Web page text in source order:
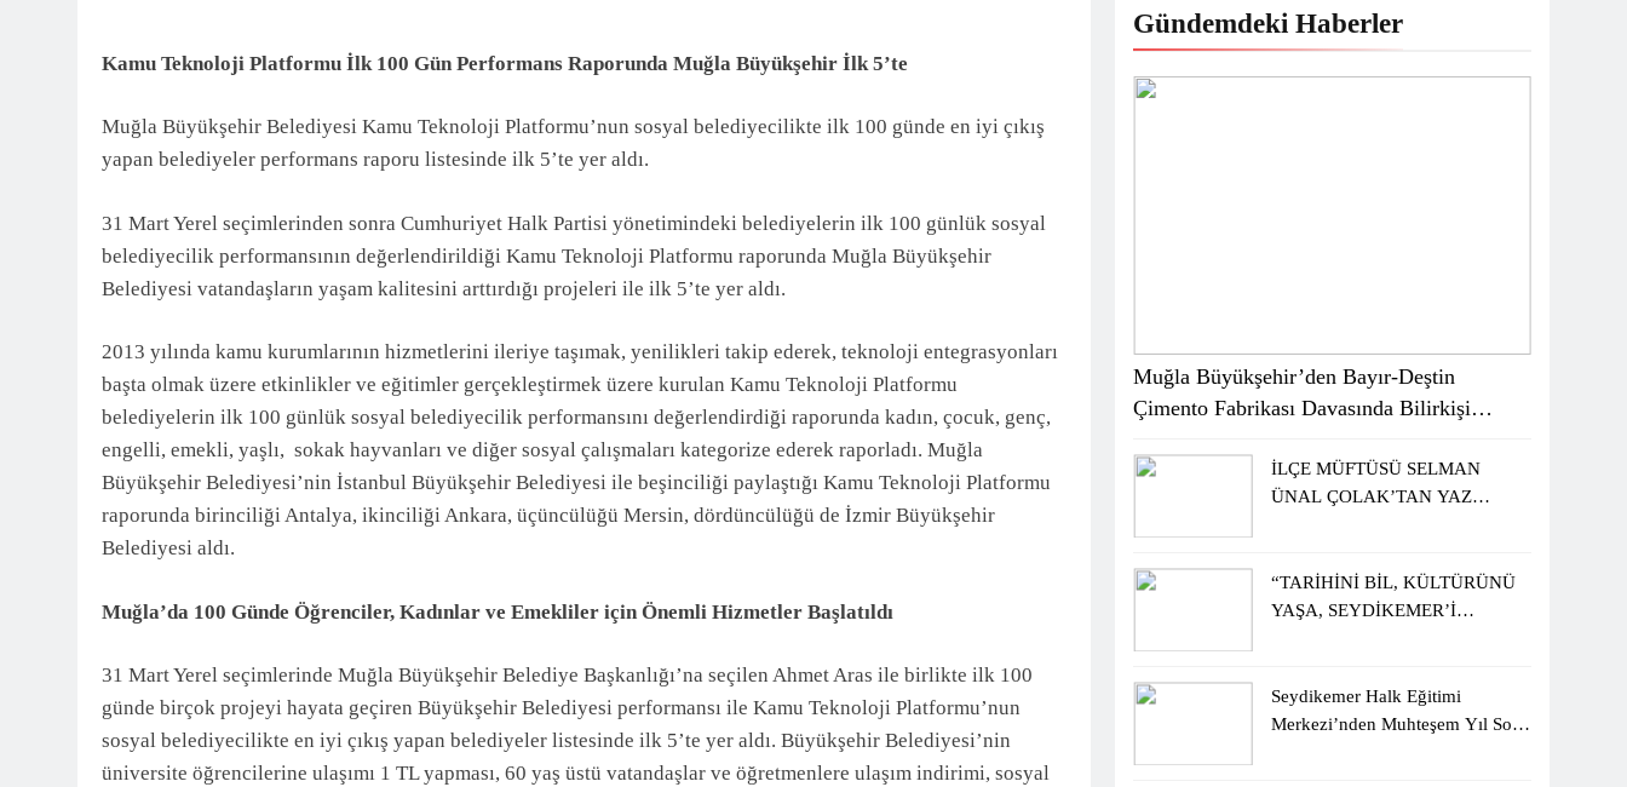
Kamu Teknoloji Platformu İlk 100 Gün Performans Raporunda Muğla Büyükşehir İlk 5’te
Muğla Büyükşehir Belediyesi Kamu Teknoloji Platformu’nun sosyal belediyecilikte ilk 100 günde en iyi çıkış
yapan belediyeler performans raporu listesinde ilk 5’te yer aldı.
31 Mart Yerel seçimlerinden sonra Cumhuriyet Halk Partisi yönetimindeki belediyelerin ilk 100 günlük sosyal
belediyecilik performansının değerlendirildiği Kamu Teknoloji Platformu raporunda Muğla Büyükşehir
Belediyesi vatandaşların yaşam kalitesini arttırdığı projeleri ile ilk 5’te yer aldı.
2013 yılında kamu kurumlarının hizmetlerini ileriye taşımak, yenilikleri takip ederek, teknoloji entegrasyonları
başta olmak üzere etkinlikler ve eğitimler gerçekleştirmek üzere kurulan Kamu Teknoloji Platformu
belediyelerin ilk 100 günlük sosyal belediyecilik performansını değerlendirdiği raporunda kadın, çocuk, genç,
engelli, emekli, yaşlı, sokak hayvanları ve diğer sosyal çalışmaları kategorize ederek raporladı. Muğla
Büyükşehir Belediyesi’nin İstanbul Büyükşehir Belediyesi ile beşinciliği paylaştığı Kamu Teknoloji Platformu
raporunda birinciliği Antalya, ikinciliği Ankara, üçüncülüğü Mersin, dördüncülüğü de İzmir Büyükşehir
Belediyesi aldı.
Muğla’da 100 Günde Öğrenciler, Kadınlar ve Emekliler için Önemli Hizmetler Başlatıldı
31 Mart Yerel seçimlerinde Muğla Büyükşehir Belediye Başkanlığı’na seçilen Ahmet Aras ile birlikte ilk 100
günde birçok projeyi hayata geçiren Büyükşehir Belediyesi performansı ile Kamu Teknoloji Platformu’nun
sosyal belediyecilikte en iyi çıkış yapan belediyeler listesinde ilk 5’te yer aldı. Büyükşehir Belediyesi’nin
üniversite öğrencilerine ulaşımı 1 TL yapması, 60 yaş üstü vatandaşlar ve öğretmenlere ulaşım indirimi, sosyal
Gündemdeki Haberler
Muğla Büyükşehir’den Bayır-Deştin
Çimento Fabrikası Davasında Bilirkişi
İLÇE MÜFTÜSÜ SELMAN
ÜNAL ÇOLAK’TAN YAZ
“TARİHİNİ BİL, KÜLTÜRÜNÜ
YAŞA, SEYDİKEMER’İ
Seydikemer Halk Eğitimi
Merkezi’nden Muhteşem Yıl Sonu